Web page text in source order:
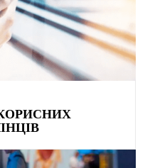
КОРИСНИХ